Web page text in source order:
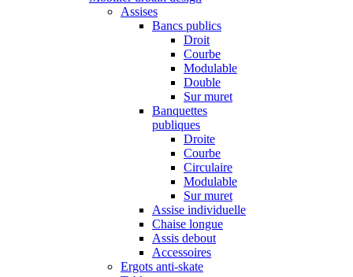
Assises
Bancs publics
Droit
Courbe
Modulable
Double
Sur muret
Banquettes
publiques
Droite
Courbe
Circulaire
Modulable
Sur muret
Assise individuelle
Chaise longue
Assis debout
Accessoires
Ergots anti-skate